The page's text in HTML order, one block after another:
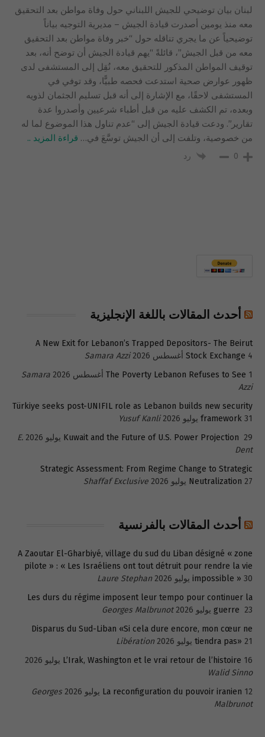
لبنان بيان توضيحي للجيش اللبناني حول وفاة مواطن بعد التحقيق
معه منذ يومين أصدرت قيادة الجيش – مديرية التوجيه بياناً
توضيحياً عن ما يجري تناقله حول “خبر وفاة مواطن بعد التحقيق
معه من قبل الجيش”، قائلةً “يهم قيادة الجيش أن توضح أنه، بعد
توقيف المواطن المذكور للتحقيق معه، نُقِل إلى المستشفى لدى
ظهور عوارض صحية استدعت فحصه طبيًّا، وقد توفي في
المستشفى لاحقًا، مع الإشارة إلى أنه قبل تسليم الجثمان لذويه
وبعده، تم الكشف عليه من قبل أطباء شرعيين وأصدروا عدة
تقارير”. ودعت قيادة الجيش إلى “عدم تناول هذا الموضوع لما له
من خصوصية، وتلفت إلى أن الجيش توسَّعَ في… قراءة المزيد ..
0 رد
أحدث المقالات باللغة الإنجليزية
A New Exit for Lebanon’s Trapped Depositors- The Beirut
Stock Exchange 4 أغسطس 2026
Samara Azzi
The Poverty Lebanon Refuses to See 1 أغسطس 2026
Samara
Azzi
Türkiye seeks post-UNIFIL role as Lebanon builds new security
framework 31 يوليو 2026
Yusuf Kanli
Kuwait and the Future of U.S. Power Projection 29 يوليو 2026
E.
Dent
Strategic Assessment: From Regime Change to Strategic
Neutralization 27 يوليو 2026 Shaffaf Exclusive
أحدث المقالات بالفرنسية
A Zaoutar El-Gharbiyé, village du sud du Liban désigné « zone
pilote » : « Les Israéliens ont tout détruit pour rendre la vie
impossible » 30 يوليو 2026
Laure Stephan
Les durs du régime imposent leur tempo pour continuer la
guerre 23 يوليو 2026
Georges Malbrunot
Disparus du Sud-Liban «Si cela dure encore, mon cœur ne
tiendra pas» 21 يوليو 2026
Libération
L’Irak, Washington et le vrai retour de l’histoire 16 يوليو 2026
Walid Sinno
La reconfiguration du pouvoir iranien 12 يوليو 2026
Georges
Malbrunot